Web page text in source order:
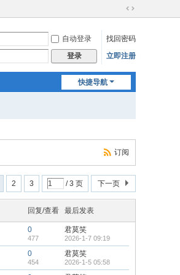
切
到
宽
自动登录
找回密码
登录 立即注册
快捷导航
订阅
2 3 / 3 页 下一页
回复/查看 最后发表
0
477
君莫笑
2026-1-7 09:19
0
454
君莫笑
2026-1-5 05:58